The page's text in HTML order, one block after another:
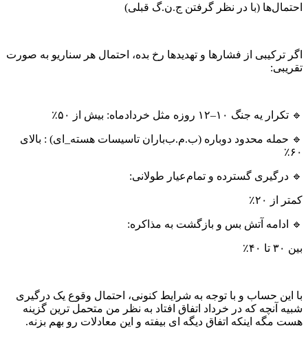
احتمال‌ها (با در نظر گرفتن ج.ن.گ قبلی)
اگر ترکیبی از فشارها و تهدیدها رخ بده، احتمال‌ هر سناریو به‌ صورت
تقریبی:
🔹 تکرار یه جنگ ۱۰–۱۲ روزه مثل خردادماه: بیش از ۵۰٪
🔹 حمله محدود دوباره (ب.م.ب‌باران تاسیسات هسته‌_ای) : بالای
۶۰٪
🔹 درگیری گسترده و تمام‌عیار طولانی:
کمتر از ۲۰٪
🔹 ادامه آتش‌ بس و بازگشت به مذاکره:
بین ۳۰ تا ۴۰٪
با این حساب و با توجه به شرایط کنونی، احتمال وقوع یک درگیری
شبیه آنچه که در خرداد اتفاق افتاد به نظر من متحمل ترین گزینه
هست مگه اینکه اتفاق دیگه ای بیفته و این معادلات رو بهم بزنه.